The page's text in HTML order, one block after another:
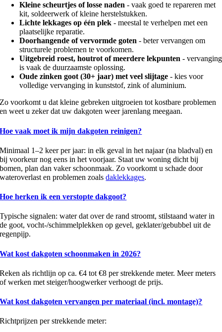
Kleine scheurtjes of losse naden - vaak goed te repareren met
kit, soldeerwerk of kleine herstelstukken.
Lichte lekkages op één plek - meestal te verhelpen met een
plaatselijke reparatie.
Doorhangende of vervormde goten - beter vervangen om
structurele problemen te voorkomen.
Uitgebreid roest, houtrot of meerdere lekpunten - vervanging
is vaak de duurzaamste oplossing.
Oude zinken goot (30+ jaar) met veel slijtage - kies voor
volledige vervanging in kunststof, zink of aluminium.
Zo voorkomt u dat kleine gebreken uitgroeien tot kostbare problemen
en weet u zeker dat uw dakgoten weer jarenlang meegaan.
Hoe vaak moet ik mijn dakgoten reinigen?
Minimaal 1–2 keer per jaar: in elk geval in het najaar (na bladval) en
bij voorkeur nog eens in het voorjaar. Staat uw woning dicht bij
bomen, plan dan vaker schoonmaak. Zo voorkomt u schade door
wateroverlast en problemen zoalsdaklekkages.
Hoe herken ik een verstopte dakgoot?
Typische signalen: water dat over de rand stroomt, stilstaand water in
de goot, vocht-/schimmelplekken op gevel, geklater/gebubbel uit de
regenpijp.
Wat kost dakgoten schoonmaken in 2026?
Reken als richtlijn op ca. €4 tot €8 per strekkende meter. Meer meters
of werken met steiger/hoogwerker verhoogt de prijs.
Wat kost dakgoten vervangen per materiaal (incl. montage)?
Richtprijzen per strekkende meter: